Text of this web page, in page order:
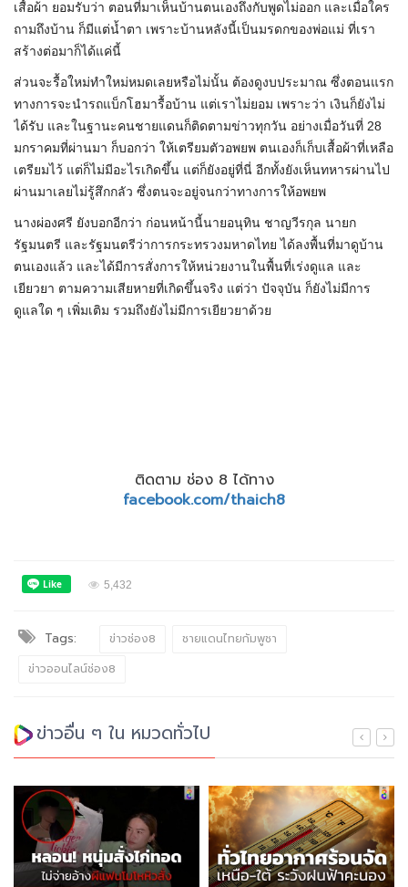
เสื้อผ้า ยอมรับว่า ตอนที่มาเห็นบ้านตนเองถึงกับพูดไม่ออก และเมื่อใคร
ถามถึงบ้าน ก็มีแต่น้ำตา เพราะบ้านหลังนี้เป็นมรดกของพ่อแม่ ที่เรา
สร้างต่อมาก็ได้แค่นี้
ส่วนจะรื้อใหม่ทำใหม่หมดเลยหรือไม่นั้น ต้องดูงบประมาณ ซึ่งตอนแรก
ทางการจะนำรถแบ็กโฮมารื้อบ้าน แต่เราไม่ยอม เพราะว่า เงินก็ยังไม่
ได้รับ และในฐานะคนชายแดนก็ติดตามข่าวทุกวัน อย่างเมื่อวันที่ 28
มกราคมที่ผ่านมา ก็บอกว่า ให้เตรียมตัวอพยพ ตนเองก็เก็บเสื้อผ้าที่เหลือ
เตรียมไว้ แต่ก็ไม่มีอะไรเกิดขึ้น แต่ก็ยังอยู่ที่นี่ อีกทั้งยังเห็นทหารผ่านไป
ผ่านมาเลยไม่รู้สึกกลัว ซึ่งตนจะอยู่จนกว่าทางการให้อพยพ
นางผ่องศรี ยังบอกอีกว่า ก่อนหน้านี้นายอนุทิน ชาญวีรกุล นายก
รัฐมนตรี และรัฐมนตรีว่าการกระทรวงมหาดไทย ได้ลงพื้นที่มาดูบ้าน
ตนเองแล้ว และได้มีการสั่งการให้หน่วยงานในพื้นที่เร่งดูแล และ
เยียวยา ตามความเสียหายที่เกิดขึ้นจริง แต่ว่า ปัจจุบัน ก็ยังไม่มีการ
ดูแลใด ๆ เพิ่มเติม รวมถึงยังไม่มีการเยียวยาด้วย
ติดตาม ช่อง 8 ได้ทาง
facebook.com/thaich8
5,432
Tags: ข่าวช่อง8
ชายแดนไทยกัมพูชา
ข่าวออนไลน์ช่อง8
ข่าวอื่น ๆ ใน หมวดทั่วไป